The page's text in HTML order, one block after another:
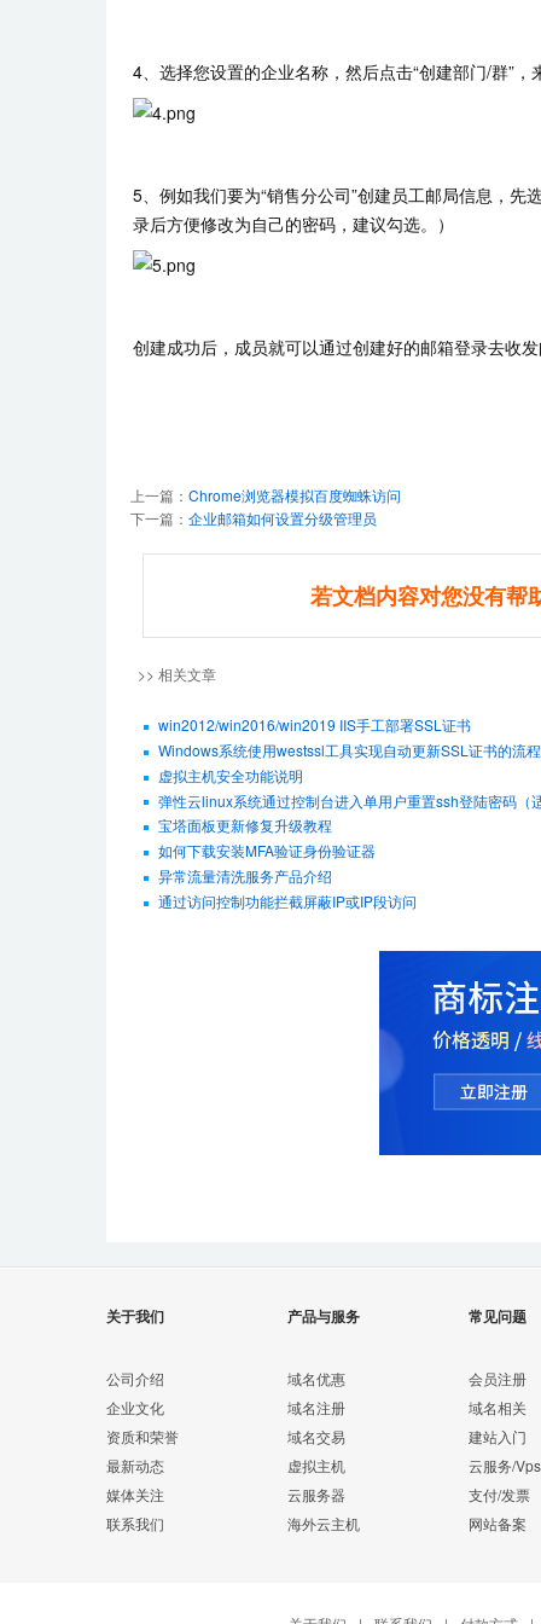
4、选择您设置的企业名称，然后点击“创建部门/群”
5、例如我们要为“销售分公司”创建员工邮局信息，先
录后方便修改为自己的密码，建议勾选。）
创建成功后，成员就可以通过创建好的邮箱登录去收
上一篇： Chrome浏览器模拟百度蜘蛛访问
下一篇： 企业邮箱如何设置分级管理员
若文档内容对您没有帮
>> 相关文章
win2012/win2016/win2019 IIS手工部署SSL证书
Windows系统使用westssl工具实现自动更新SSL证书的流程
虚拟主机安全功能说明
弹性云linux系统通过控制台进入单用户重置ssh登陆密码（
宝塔面板更新修复升级教程
如何下载安装MFA验证身份验证器
异常流量清洗服务产品介绍
通过访问控制功能拦截屏蔽IP或IP段访问
关于我们
公司介绍
企业文化
资质和荣誉
最新动态
媒体关注
联系我们
产品与服务
域名优惠
域名注册
域名交易
虚拟主机
云服务器
海外云主机
常见问题
会员注册
域名相关
建站入门
云服务/Vps
支付/发票
网站备案